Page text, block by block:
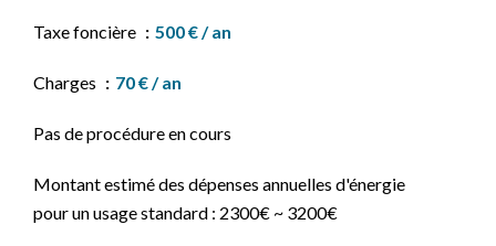
Taxe foncière 500 € / an
Charges 70 € / an
Pas de procédure en cours
Montant estimé des dépenses annuelles d'énergie
pour un usage standard : 2300€ ~ 3200€